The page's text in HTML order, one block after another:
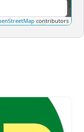
contributors